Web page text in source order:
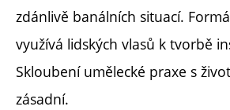
zdánlivě banálních situací.
využívá lidských vlasů k tvorbě
Skloubení umělecké praxe s
zásadní.